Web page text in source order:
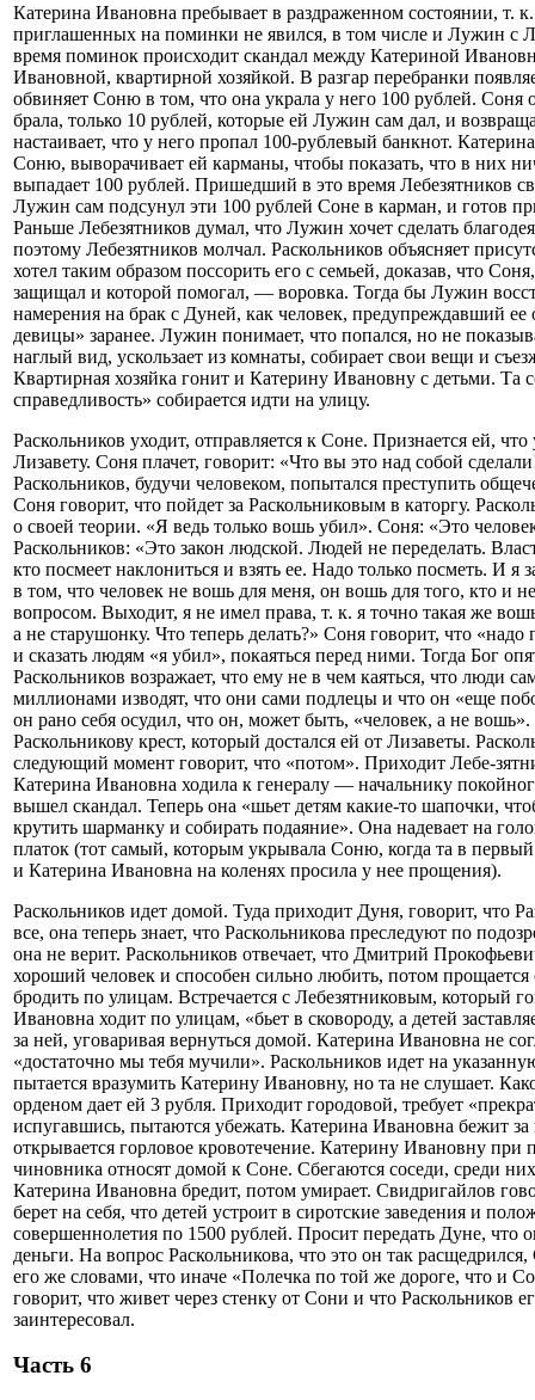
Катерина Ивановна пребывает в раздраженном состоянии, т.
приглашенных на поминки не явился, в том числе и Лужин с
время поминок происходит скандал между Катериной
Ивановной, квартирной хозяйкой. В разгар перебранки
обвиняет Соню в том, что она украла у него 100 рублей. Соня
брала, только 10 рублей, которые ей Лужин сам дал, и
настаивает, что у него пропал 100-рублевый банкнот.
Соню, выворачивает ей карманы, чтобы показать, что в них
выпадает 100 рублей. Пришедший в это время Лебезятников
Лужин сам подсунул эти 100 рублей Соне в карман, и готов
Раньше Лебезятников думал, что Лужин хочет сделать
поэтому Лебезятников молчал. Раскольников объясняет
хотел таким образом поссорить его с семьей, доказав, что
защищал и которой помогал, — воровка. Тогда бы Лужин
намерения на брак с Дуней, как человек, предупреждавший ее
девицы» заранее. Лужин понимает, что попался, но не
наглый вид, ускользает из комнаты, собирает свои вещи и
Квартирная хозяйка гонит и Катерину Ивановну с детьми. Та
справедливость» собирается идти на улицу.
Раскольников уходит, отправляется к Соне. Признается ей, что
Лизавету. Соня плачет, говорит: «Что вы это над собой
Раскольников, будучи человеком, попытался преступить
Соня говорит, что пойдет за Раскольниковым в каторгу.
о своей теории. «Я ведь только вошь убил». Соня: «Это
Раскольников: «Это закон людской. Людей не переделать.
кто посмеет наклониться и взять ее. Надо только посметь. И я
в том, что человек не вошь для меня, он вошь для того, кто и
вопросом. Выходит, я не имел права, т. к. я точно такая же
а не старушонку. Что теперь делать?» Соня говорит, что «надо
и сказать людям «я убил», покаяться перед ними. Тогда Бог
Раскольников возражает, что ему не в чем каяться, что люди
миллионами изводят, что они сами подлецы и что он «еще
он рано себя осудил, что он, может быть, «человек, а не вошь».
Раскольникову крест, который достался ей от Лизаветы.
следующий момент говорит, что «потом». Приходит Лебе-
Катерина Ивановна ходила к генералу — начальнику
вышел скандал. Теперь она «шьет детям какие-то шапочки,
крутить шарманку и собирать подаяние». Она надевает на
платок (тот самый, которым укрывала Соню, когда та в первый
и Катерина Ивановна на коленях просила у нее прощения).
Раскольников идет домой. Туда приходит Дуня, говорит, что
все, она теперь знает, что Раскольникова преследуют по
она не верит. Раскольников отвечает, что Дмитрий
хороший человек и способен сильно любить, потом прощается
бродить по улицам. Встречается с Лебезятниковым, который
Ивановна ходит по улицам, «бьет в сковороду, а детей
за ней, уговаривая вернуться домой. Катерина Ивановна не
«достаточно мы тебя мучили». Раскольников идет на
пытается вразумить Катерину Ивановну, но та не слушает.
орденом дает ей 3 рубля. Приходит городовой, требует
испугавшись, пытаются убежать. Катерина Ивановна бежит за
открывается горловое кровотечение. Катерину Ивановну при
чиновника относят домой к Соне. Сбегаются соседи, среди
Катерина Ивановна бредит, потом умирает. Свидригайлов
берет на себя, что детей устроит в сиротские заведения и
совершеннолетия по 1500 рублей. Просит передать Дуне, что
деньги. На вопрос Раскольникова, что это он так
его же словами, что иначе «Полечка по той же дороге, что и
говорит, что живет через стенку от Сони и что Раскольников
заинтересовал.
Часть 6